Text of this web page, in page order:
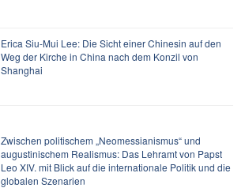
Erica Siu-Mui Lee: Die Sicht einer Chinesin auf den
Weg der Kirche in China nach dem Konzil von
Shanghai
Zwischen politischem „Neomessianismus“ und
augustinischem Realismus: Das Lehramt von Papst
Leo XIV. mit Blick auf die internationale Politik und die
globalen Szenarien